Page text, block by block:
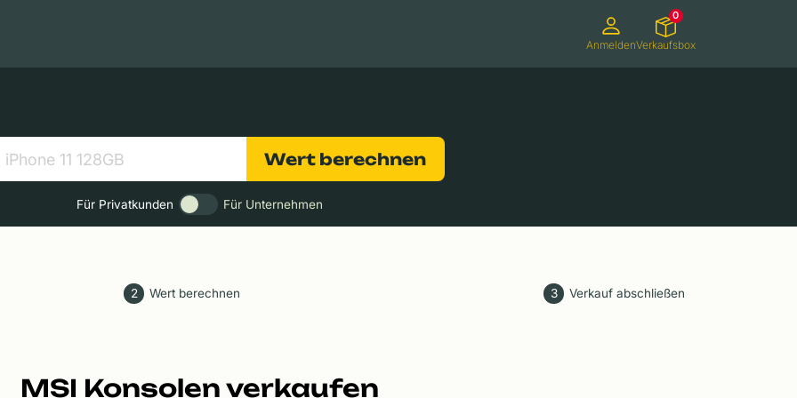
AnmeldenVerkaufsbox
0
Wert berechnen
Für Privatkunden Für Unternehmen
2 Wert berechnen 3 Verkauf abschließen
MSI Konsolen verkaufen